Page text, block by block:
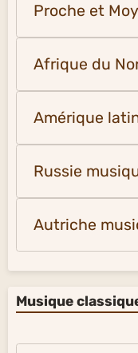
Proche et
Afrique du
Amérique
Russie
Autriche
Musique